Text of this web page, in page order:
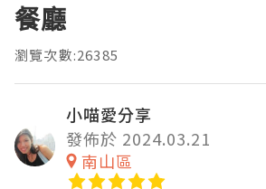
餐廳
瀏覽次數:26385
小喵愛分享
發佈於 2024.03.21
南山區